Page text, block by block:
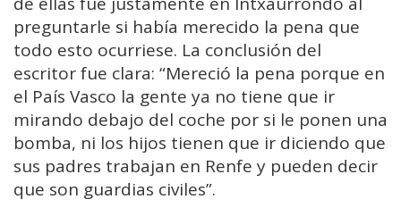
preguntarle si había merecido la pena que
todo esto ocurriese. La conclusión del
escritor fue clara: “Mereció la pena porque en
el País Vasco la gente ya no tiene que ir
mirando debajo del coche por si le ponen una
bomba, ni los hijos tienen que ir diciendo que
sus padres trabajan en Renfe y pueden decir
que son guardias civiles”.